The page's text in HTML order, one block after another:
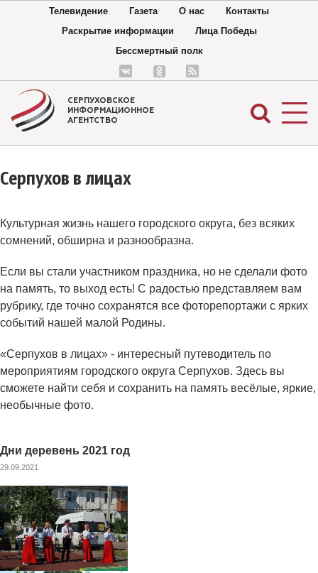
Телевидение Газета О нас
Контакты
Раскрытие информации
Лица Победы
Бессмертный полк
СЕРПУХОВСКОЕ
ИНФОРМАЦИОННОЕ
АГЕНТСТВО
Серпухов в лицах
Культурная жизнь нашего городского округа, без всяких
сомнений, обширна и разнообразна.
Если вы стали участником праздника, но не сделали фото
на память, то выход есть! С радостью представляем вам
рубрику, где точно сохранятся все фоторепортажи с ярких
событий нашей малой Родины.
«Серпухов в лицах» - интересный путеводитель по
мероприятиям городского округа Серпухов. Здесь вы
сможете найти себя и сохранить на память весёлые, яркие,
необычные фото.
Дни деревень 2021 год
29.09.2021